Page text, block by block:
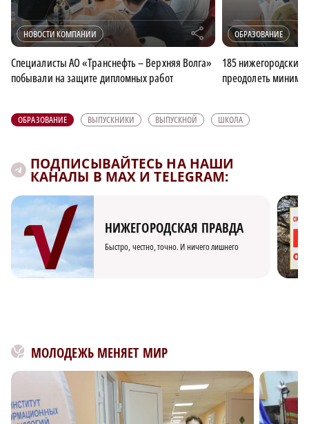
НОВОСТИ КОМПАНИИ r
Специалисты АО «Транснефть – Верхняя Волга»
побывали на защите дипломных работ
ОБРАЗОВАНИЕ
185 нижегородских
преодолеть
ОБРАЗОВАНИЕ ВЫПУСКНИКИ ВЫПУСКНОЙ ШКОЛА
ПОДПИСЫВАЙТЕСЬ НА НАШИ
КАНАЛЫ В MAX И TELEGRAM:
НИЖЕГОРОДСКАЯ ПРАВДА
Быстро, честно, точно. И ничего лишнего
МОЛОДЕЖЬ МЕНЯЕТ МИР